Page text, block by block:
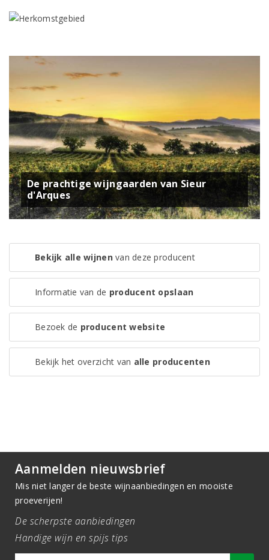
De prachtige wijngaarden van Sieur
d'Arques
Bekijk alle wijnenvan deze producent
Informatie van de producent opslaan
Bezoek de producent website
Bekijk het overzicht van alle producenten
Aanmelden nieuwsbrief
Mis niet langer de beste wijnaanbiedingen en mooiste
proeverijen!
De scherpste aanbiedingen
Handige wijn en spijs tips